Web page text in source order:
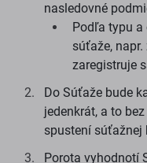
nasledovné
Podľa typu a
súťaže,
zaregistruje
Do Súťaže bude
jedenkrát, a to
spustení súťažnej
Porota vyhodnotí